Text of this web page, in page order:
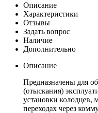
Описание
Характеристики
Отзывы
Задать вопрос
Наличие
Дополнительно
Описание
Предназначены для
(отыскания)
установки колодцев,
переходах через